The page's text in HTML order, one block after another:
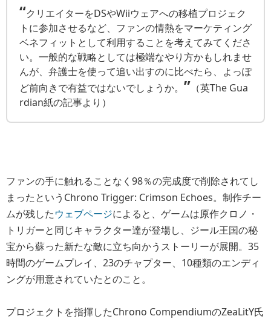
“クリエイターをDSやWiiウェアへの移植プロジェク
トに参加させるなど、ファンの情熱をマーケティング
ベネフィットとして利用することを考えてみてくださ
い。一般的な戦略としては極端なやり方かもしれませ
んが、弁護士を使って追い出すのに比べたら、よっぽ
ど前向きで有益ではないでしょうか。 ” （英The Gua
rdian紙の記事より）
ファンの手に触れることなく98％の完成度で削除されてし
まったというChrono Trigger: Crimson Echoes。制作チー
ムが残したウェブページによると、ゲームは原作クロノ・
トリガーと同じキャラクター達が登場し、ジール王国の秘
宝から蘇った新たな敵に立ち向かうストーリーが展開。35
時間のゲームプレイ、23のチャプター、10種類のエンディ
ングが用意されていたとのこと。
プロジェクトを指揮したChrono CompendiumのZeaLitY氏